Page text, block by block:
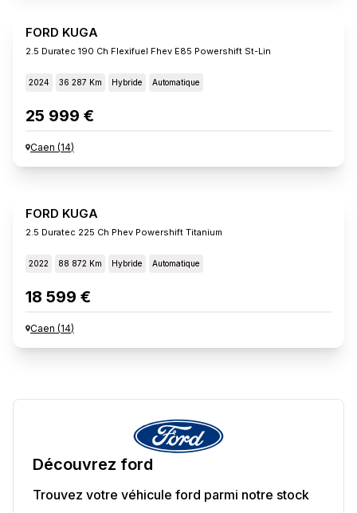
FORD KUGA
2.5 Duratec 190 Ch Flexifuel Fhev E85 Powershift St-Lin
2024 36 287 Km Hybride Automatique
25 999 €
Caen (14)
FORD KUGA
2.5 Duratec 225 Ch Phev Powershift Titanium
2022 88 872 Km Hybride Automatique
18 599 €
Caen (14)
Découvrez ford
Trouvez votre véhicule ford parmi notre stock